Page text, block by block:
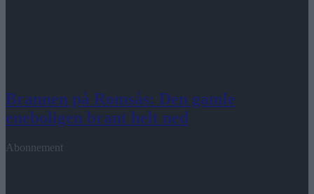
Brannen på Romsås: Den gamle
eneboligen brant helt ned
Abonnement